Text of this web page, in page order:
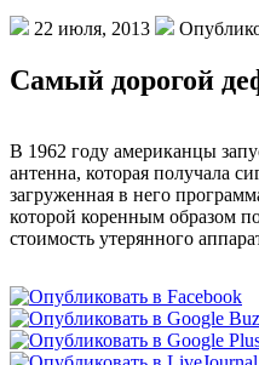
22 июля, 2013
Самый дорогой
В 1962 году американцы
антенна, которая получала
загруженная в него
которой коренным образом
стоимость утерянного